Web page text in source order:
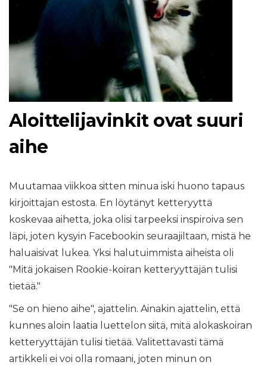
Aloittelijavinkit ovat suuri
aihe
Muutamaa viikkoa sitten minua iski huono tapaus
kirjoittajan estosta. En löytänyt ketteryyttä
koskevaa aihetta, joka olisi tarpeeksi inspiroiva sen
läpi, joten kysyin Facebookin seuraajiltaan, mistä he
haluaisivat lukea. Yksi halutuimmista aiheista oli
"Mitä jokaisen Rookie-koiran ketteryyttäjän tulisi
tietää."
"Se on hieno aihe", ajattelin. Ainakin ajattelin, että
kunnes aloin laatia luettelon siitä, mitä alokaskoiran
ketteryyttäjän tulisi tietää. Valitettavasti tämä
artikkeli ei voi olla romaani, joten minun on